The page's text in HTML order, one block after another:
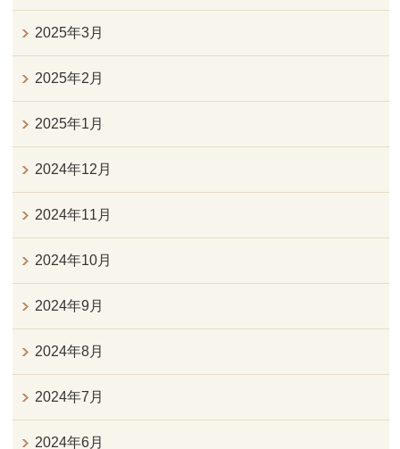
2025年3月
2025年2月
2025年1月
2024年12月
2024年11月
2024年10月
2024年9月
2024年8月
2024年7月
2024年6月